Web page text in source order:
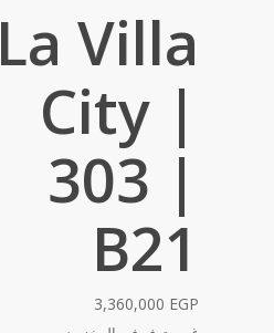
La Villa
City |
303 |
B21
3,360,000 EGP